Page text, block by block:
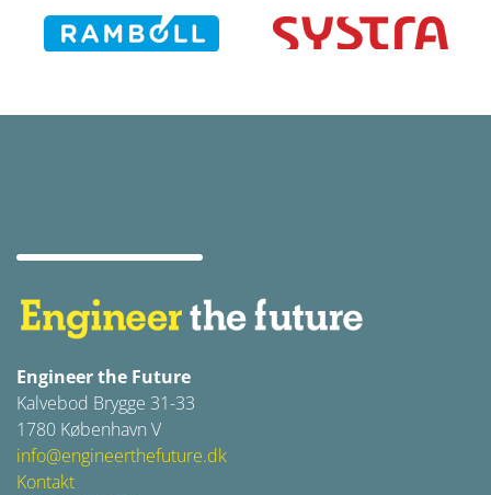
Engineer the Future
Kalvebod Brygge 31-33
1780 København V
info@engineerthefuture.dk
Kontakt